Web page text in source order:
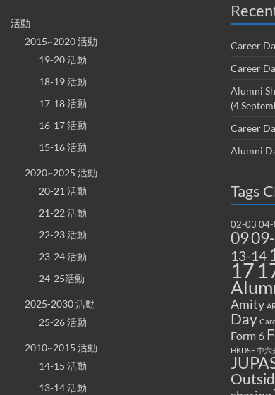
活動
2015~2020 活動
19-20 活動
18-19 活動
17-18 活動
16-17 活動
15-16 活動
2020~2025 活動
20-21 活動
21-22 活動
22-23 活動
23-24 活動
24-25活動
2025-2030 活動
25-26 活動
2010~2015 活動
14-15 活動
13-14 活動
Career
Career
Alumni
(4
Career
Alumni
Tags
02-03 04-
09
13-14
17
Amity
Day
Form 6
HKDSE 中